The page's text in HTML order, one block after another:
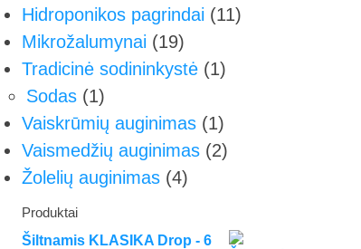
Hidroponikos pagrindai (11)
Mikrožalumynai (19)
Tradicinė sodininkystė (1)
Sodas (1)
Vaiskrūmių auginimas (1)
Vaismedžių auginimas (2)
Žolelių auginimas (4)
Produktai
Šiltnamis KLASIKA Drop - 6